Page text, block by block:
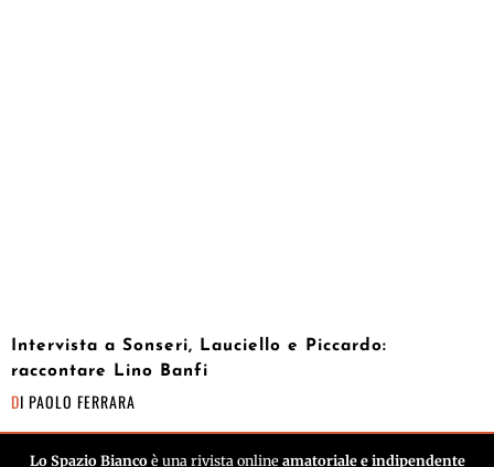
Intervista a Sonseri, Lauciello e Piccardo:
raccontare Lino Banfi
DI PAOLO FERRARA
Lo Spazio Biancoè una rivista online amatoriale e indipendente